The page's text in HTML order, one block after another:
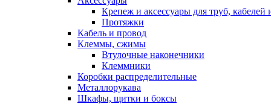
Крепеж и аксессуары для труб, кабелей
Протяжки
Кабель и провод
Клеммы, сжимы
Втулочные наконечники
Клеммники
Коробки распределительные
Металлорукава
Шкафы, щитки и боксы